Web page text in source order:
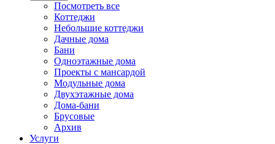
Посмотреть все
Коттеджи
Небольшие коттеджи
Дачные дома
Бани
Одноэтажные дома
Проекты с мансардой
Модульные дома
Двухэтажные дома
Дома-бани
Брусовые
Архив
Услуги